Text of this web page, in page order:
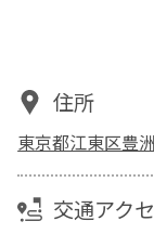
住所
東京都江東区豊
交通アク